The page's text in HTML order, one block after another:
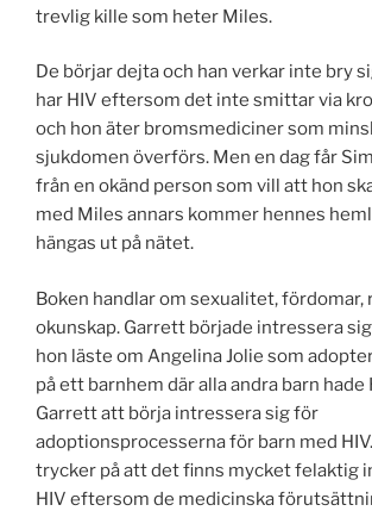
trevlig kille som heter Miles.
De börjar dejta och han verkar inte bry
har HIV eftersom det inte smittar via
och hon äter bromsmediciner som
sjukdomen överförs. Men en dag får
från en okänd person som vill att hon
med Miles annars kommer hennes
hängas ut på nätet.
Boken handlar om sexualitet, fördomar,
okunskap. Garrett började intressera
hon läste om Angelina Jolie som
på ett barnhem där alla andra barn hade
Garrett att börja intressera sig för
adoptionsprocesserna för barn med
trycker på att det finns mycket felaktig
HIV eftersom de medicinska